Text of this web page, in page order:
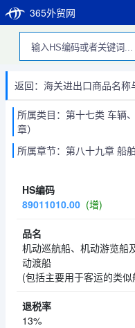
365外贸网
返回：海关进出口商品名
所属类目：第十七类 车辆
章）
所属章节：第八十九章 船
89011010.00 (增)
机动巡航船、机动游览船
动渡船
(包括主要用于客运的类似
13%